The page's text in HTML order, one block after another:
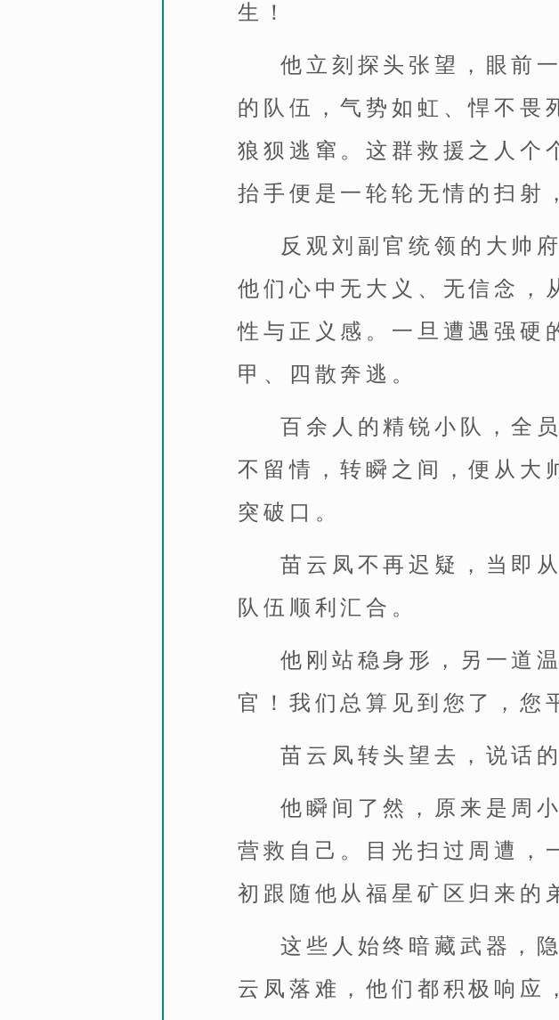
生！
他立刻探头张望，眼前
的队伍，气势如虹、悍不畏
狼狈逃窜。这群救援之人个
抬手便是一轮轮无情的扫射
反观刘副官统领的大帅
他们心中无大义、无信念，
性与正义感。一旦遭遇强硬
甲、四散奔逃。
百余人的精锐小队，全
不留情，转瞬之间，便从大
突破口。
苗云凤不再迟疑，当即
队伍顺利汇合。
他刚站稳身形，另一道
官！我们总算见到您了，您
苗云凤转头望去，说话
他瞬间了然，原来是周
营救自己。目光扫过周遭，
初跟随他从福星矿区归来的
这些人始终暗藏武器，
云凤落难，他们都积极响应